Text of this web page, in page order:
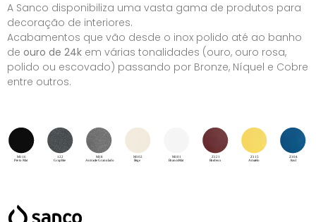
A Sanco disponibiliza uma vasta gama de produtos para
decoração de interiores.
Acabamentos que vão desde o inox polido até ao banho
de ouro de 24k em várias tonalidades (ouro, ouro rosa,
polido ou escovado) passando por Bronze, Níquel e Cobre
entre outros.